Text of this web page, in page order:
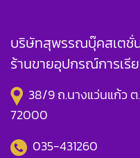
บริษัทสุพรรณบุ๊คสเตชั่
ร้านขายอุปกรณ์การเรี
38/9 ถ.นางแว่นแก้ว
72000
035-431260